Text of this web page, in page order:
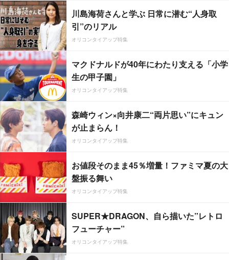
川島海荷さんと学ぶ 日常に潜む“人身取
引”のリアル
オリコンタイアップ特集
マクドナルドが40年にわたり支える「小学
生の甲子園」
オリコンタイアップ特集
森崎ウィン×向井康二“両片思い”にキュン
が止まらん！
オリコンタイアップ特集
お値段そのまま45％増量！ファミマ夏の大
盤振る舞い
オリコンタイアップ特集
SUPER★DRAGON、自ら描いた”レトロ
フューチャー”
オリコンタイアップ特集